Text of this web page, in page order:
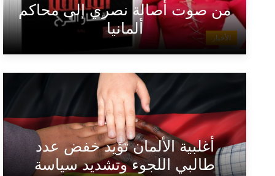
الأخبار
من صوت أصالة نصري إلى محاكم
ألمانيا
أغلبية الألمان تؤيد خفض عدد
طالبي اللجوء وتشديد سياسة